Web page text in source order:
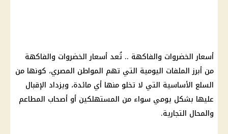
أسعار الخضروات والفاكهة .. تُعد أسعار الخضروات والفاكهة
من أبرز الملفات اليومية التي تهم المواطن المصري، كونها من
السلع الأساسية التي لا تخلو منها أي مائدة، ويزداد الإقبال
عليها بشكل يومي سواء من المستهلكين أو أصحاب المطاعم
والمحال التجارية.